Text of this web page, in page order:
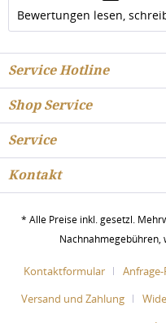
Bewertungen lesen,
Service Hotline
Shop Service
Service
Kontakt
* Alle Preise inkl. gesetzl.
Nachnahmegebühren,
Kontaktformular
Versand und Zahlung